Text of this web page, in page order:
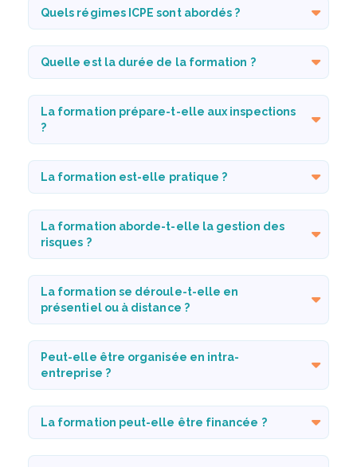
Quels régimes ICPE sont abordés ?
Quelle est la durée de la formation ?
La formation prépare-t-elle aux inspections
?
La formation est-elle pratique ?
La formation aborde-t-elle la gestion des
risques ?
La formation se déroule-t-elle en
présentiel ou à distance ?
Peut-elle être organisée en intra-
entreprise ?
La formation peut-elle être financée ?